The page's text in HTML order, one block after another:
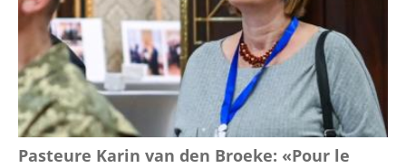
Pasteure Karin van den Broeke: «Pour le